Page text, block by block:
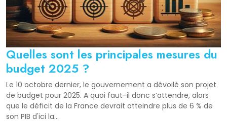
Quelles sont les principales mesures du
budget 2025 ?
Le 10 octobre dernier, le gouvernement a dévoilé son projet
de budget pour 2025. A quoi faut-il donc s’attendre, alors
que le déficit de la France devrait atteindre plus de 6 % de
son PIB d'ici la...